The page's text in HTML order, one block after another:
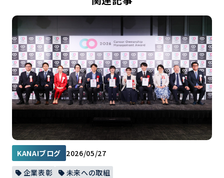
KANAIブログ 2026/05/27
企業表彰
未来への取組